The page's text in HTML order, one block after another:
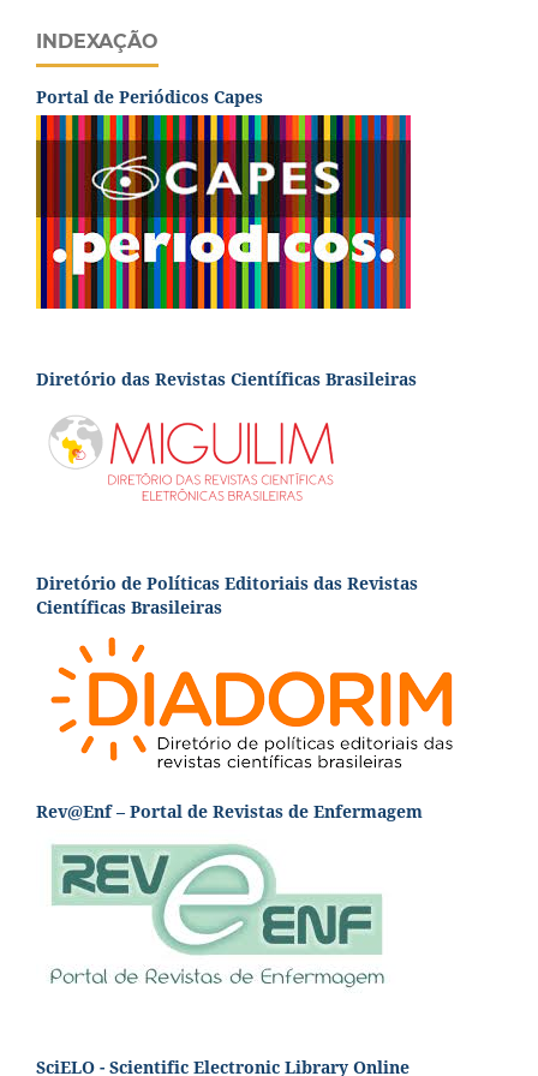
INDEXAÇÃO
Portal de Periódicos Capes
Diretório das Revistas Científicas Brasileiras
Diretório de Políticas Editoriais das Revistas
Científicas Brasileiras
Rev@Enf – Portal de Revistas de Enfermagem
SciELO - Scientific Electronic Library Online